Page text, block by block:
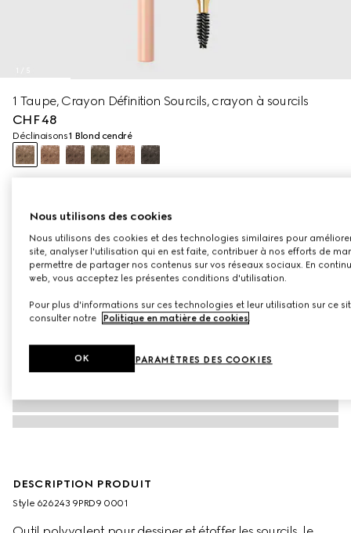
1 Taupe, Crayon Définition Sourcils, crayon à sourcils
CHF 48
Déclinaisons1 Blond cendré
DESCRIPTION PRODUIT
Style ‎626243 9PRD9 0001
Nous utilisons des cookies
Nous utilisons des cookies et des technologies similaires pour
site, analyser l'utilisation qui en est faite, contribuer à nos efforts de
permettre de partager nos contenus sur vos réseaux sociaux. En
web, vous acceptez les présentes conditions d'utilisation.
Pour plus d'informations sur ces technologies et leur utilisation sur ce
consulter notre
Politique en matière de cookies.
PARAMÈTRES DES COOKIES
OK